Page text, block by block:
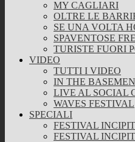
MY CAGLIARI
OLTRE LE
SE UNA VOLTA
SPAVENTOSE
TURISTE FUORI
VIDEO
TUTTI I VIDEO
IN THE
LIVE AL SOCIAL
WAVES FESTIVAL
SPECIALI
FESTIVAL
FESTIVAL